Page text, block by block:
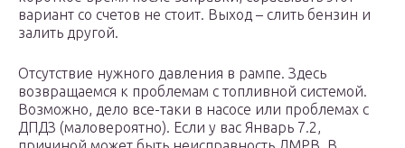
вариант со счетов не стоит. Выход – слить бензин и
залить другой.
Отсутствие нужного давления в рампе. Здесь
возвращаемся к проблемам с топливной системой.
Возможно, дело все-таки в насосе или проблемах с
ДПДЗ (маловероятно). Если у вас Январь 7.2,